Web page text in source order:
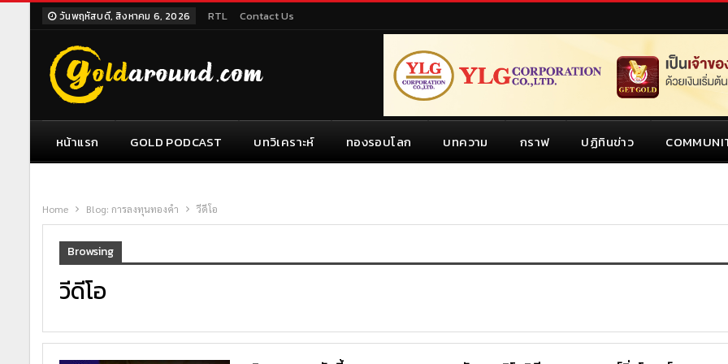
วันพฤหัสบดี, สิงหาคม 6, 2026 RTL Contact Us
หน้าแรก GOLD PODCAST บทวิเคราะห์ ทองรอบโลก บทความ กราฟ ปฏิทินข่าว
Home Blog: การลงทุนทองคำ วีดีโอ
Browsing
วีดีโอ